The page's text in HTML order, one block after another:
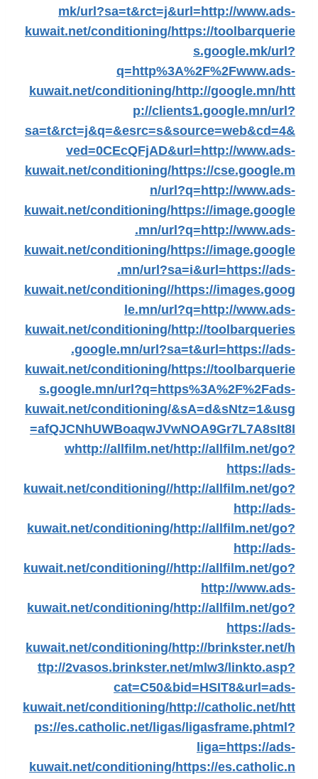
mk/url?sa=t&rct=j&url=http://www.ads-
kuwait.net/conditioning/https://toolbarquerie
s.google.mk/url?
q=http%3A%2F%2Fwww.ads-
kuwait.net/conditioning/http://google.mn/htt
p://clients1.google.mn/url?
sa=t&rct=j&q=&esrc=s&source=web&cd=4&
ved=0CEcQFjAD&url=http://www.ads-
kuwait.net/conditioning/https://cse.google.m
n/url?q=http://www.ads-
kuwait.net/conditioning/https://image.google
.mn/url?q=http://www.ads-
kuwait.net/conditioning/https://image.google
.mn/url?sa=i&url=https://ads-
kuwait.net/conditioning//https://images.goog
le.mn/url?q=http://www.ads-
kuwait.net/conditioning/http://toolbarqueries
.google.mn/url?sa=t&url=https://ads-
kuwait.net/conditioning/https://toolbarquerie
s.google.mn/url?q=https%3A%2F%2Fads-
kuwait.net/conditioning/&sA=d&sNtz=1&usg
=afQJCNhUWBoaqwJVwNOA9Gr7L7A8sIt8I
whttp://allfilm.net/http://allfilm.net/go?
https://ads-
kuwait.net/conditioning//http://allfilm.net/go?
http://ads-
kuwait.net/conditioning/http://allfilm.net/go?
http://ads-
kuwait.net/conditioning//http://allfilm.net/go?
http://www.ads-
kuwait.net/conditioning/http://allfilm.net/go?
https://ads-
kuwait.net/conditioning/http://brinkster.net/h
ttp://2vasos.brinkster.net/mlw3/linkto.asp?
cat=C50&bid=HSIT8&url=ads-
kuwait.net/conditioning/http://catholic.net/htt
ps://es.catholic.net/ligas/ligasframe.phtml?
liga=https://ads-
kuwait.net/conditioning/https://es.catholic.n